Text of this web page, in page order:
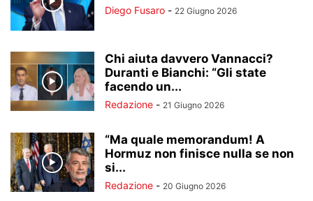
Diego Fusaro - 22 Giugno 2026
Chi aiuta davvero Vannacci?
Duranti e Bianchi: “Gli state
facendo un...
Redazione - 21 Giugno 2026
“Ma quale memorandum! A
Hormuz non finisce nulla se non
si...
Redazione - 20 Giugno 2026